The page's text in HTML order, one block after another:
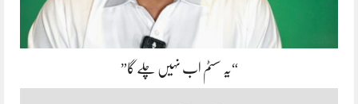
“یہ سسٹم اب نہیں چلے گا”